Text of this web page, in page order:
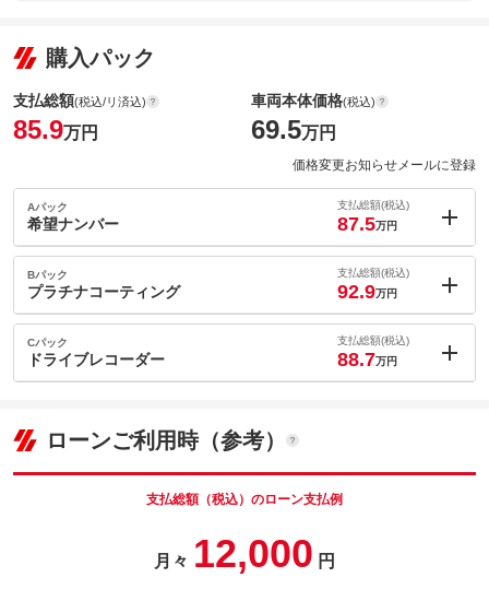
購入パック
支払総額(税込/リ済込)
85.9万円
車両本体価格(税込)
69.5万円
価格変更お知らせメールに登録
Aパック
希望ナンバー
支払総額(税込)
87.5万円
内：オプシ
ョン価格
(税込)
車両本体価
69.5万円
パック内容
は抽選になることがございます。
Bパック
プラチナコーティング
支払総額(税込)
92.9万円
内：オプシ
ョン価格
(税込)
車両本体価
性が持続！※表示価格は普通車ＬＬサイズの価格です。他サイズ
の価格については下記の通りです。軽自動車３９，９００円、普
Cパック
ドライブレコーダー
支払総額(税込)
88.7万円
車両本体価
69.5
ローンご利用時（参考）
支払総額（税込）のローン支払例
月々 12,000 円